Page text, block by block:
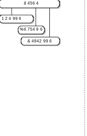
8 456 4
1 2 4 99 6
%6 754 9 6
& 4942 99 6